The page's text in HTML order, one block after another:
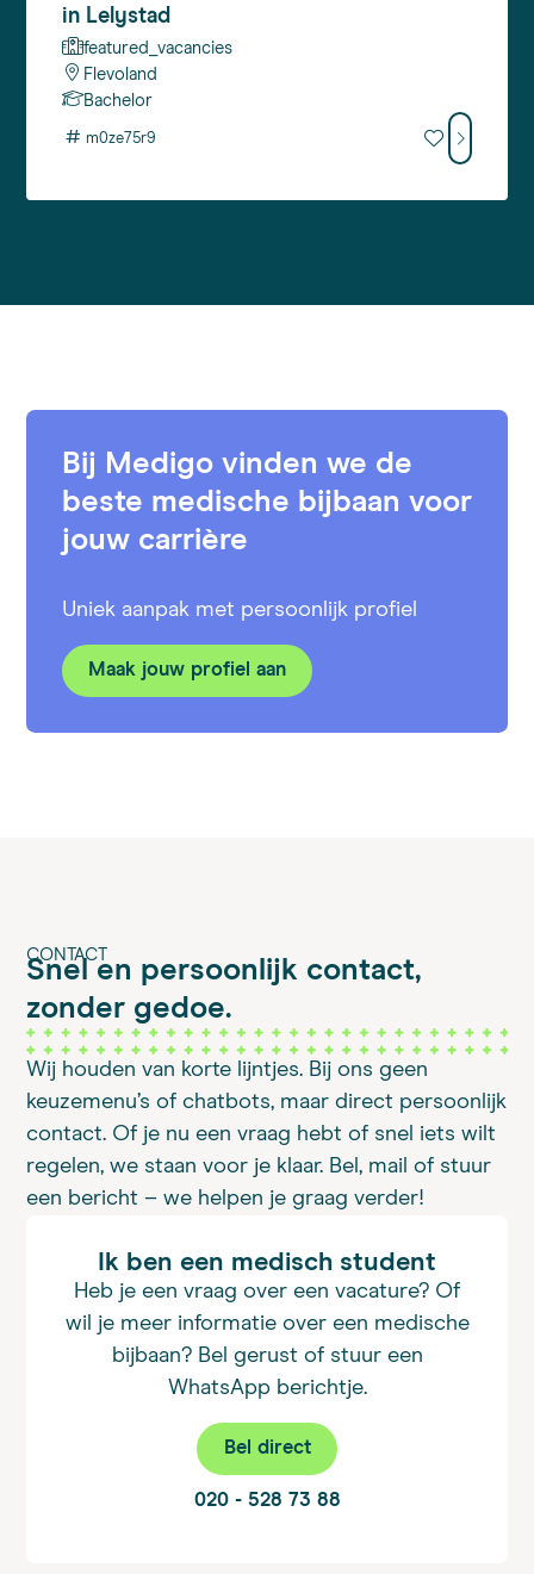
in Lelystad
featured_vacancies
Flevoland
Bachelor
# m0ze75r9
Bij Medigo vinden we de
beste medische bijbaan voor
jouw carrière
Uniek aanpak met persoonlijk profiel
Maak jouw profiel aan
CONTACT
Snel en persoonlijk contact,
zonder gedoe.
Wij houden van korte lijntjes. Bij ons geen
keuzemenu’s of chatbots, maar direct persoonlijk
contact. Of je nu een vraag hebt of snel iets wilt
regelen, we staan voor je klaar. Bel, mail of stuur
een bericht – we helpen je graag verder!
Ik ben een medisch student
Heb je een vraag over een vacature? Of
wil je meer informatie over een medische
bijbaan? Bel gerust of stuur een
WhatsApp berichtje.
Bel direct
020 - 528 73 88